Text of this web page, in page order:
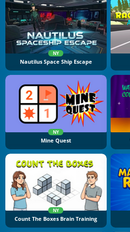
NY
Nautilus Space Ship Escape
NY
Mine Quest
NY
Count The Boxes Brain Training